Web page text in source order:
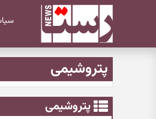
پتروشیمی
پتروشیمی